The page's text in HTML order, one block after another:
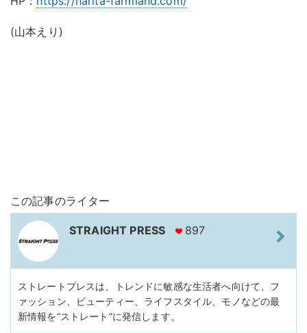
(山本えり)
この記事のライター
STRAIGHT PRESS 897
ストレートプレスは、トレンドに敏感な生活者へ向けて、フ
ァッション、ビューティー、ライフスタイル、モノなどの最
新情報を“ストレート”に発信します。